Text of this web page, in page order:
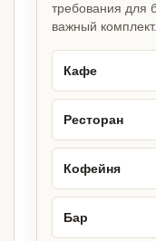
требования для
важный комплект.
Кафе
Ресторан
Кофейня
Бар